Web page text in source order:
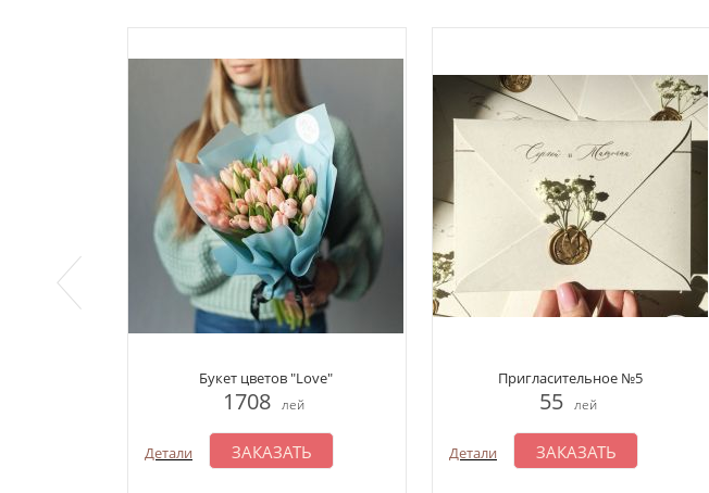
Букет цветов "Love"
1708 лей
Детали ЗАКАЗАТЬ
Пригласительное №5
55 лей
Детали ЗАКАЗАТЬ